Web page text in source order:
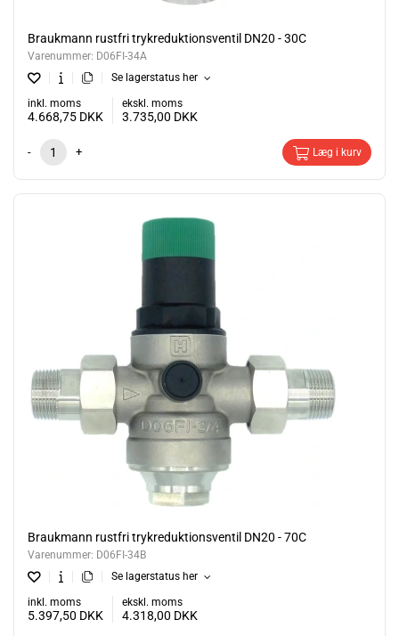
Braukmann rustfri trykreduktionsventil DN20 - 30C
Varenummer: D06FI-34A
Se lagerstatus her
inkl. moms
4.668,75 DKK
ekskl. moms
3.735,00 DKK
- + Læg i kurv
Braukmann rustfri trykreduktionsventil DN20 - 70C
Varenummer: D06FI-34B
Se lagerstatus her
inkl. moms
5.397,50 DKK
ekskl. moms
4.318,00 DKK